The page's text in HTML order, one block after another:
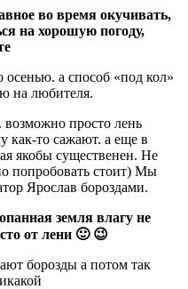
во время окучивать,
на хорошую погоду,
осенью. а способ «под кол»
на любителя.
просто лень
как-то сажают. а еще в
якобы существенен. Не
попробовать стоит) Мы
Ярослав бороздами.
земля влагу не
от лени 🙂 😉
борозды а потом так